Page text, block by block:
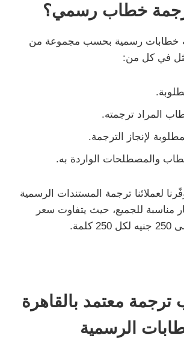
خطاب رسمي؟
خطابات رسمية بحسب مجموعة من
في كل من:
المراد ترجمته.
لإنجاز الترجمة.
والمصطلحات الواردة به.
لعملائنا ترجمة المستندات الرسمية
مناسبة للجميع، حيث يتفاوت سعر
معتمد بالقاهرة
الرسمية